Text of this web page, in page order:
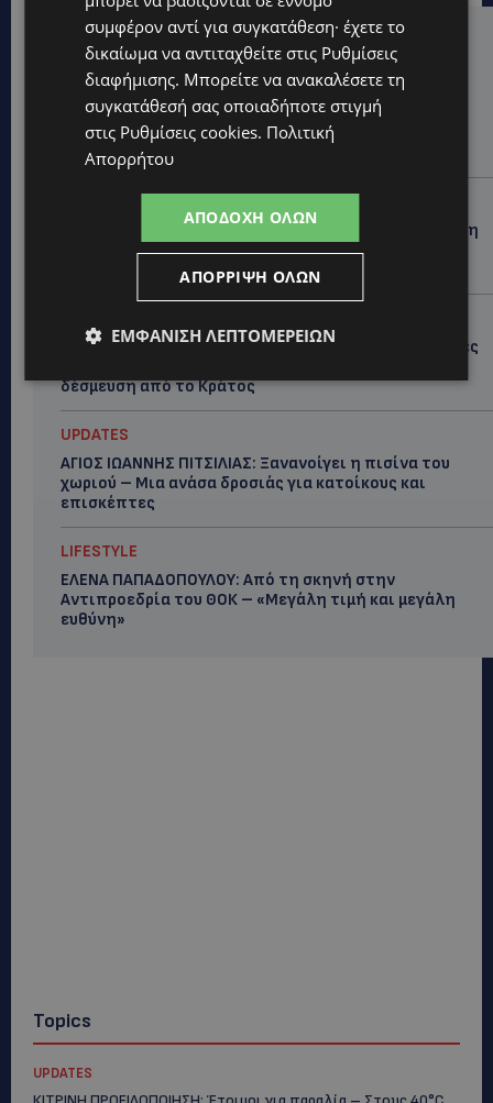
Hot this week
UPDATES
ΚΙΤΡΙΝΗ ΠΡΟΕΙΔΟΠΟΙΗΣΗ: Έτοιμοι για παραλία –
Στους 40°C και σήμερα η Κύπρος-Πότε θα τεθεί σε
ισχύ
ΦΕΙΔΙΑΣ ΠΑΝΑΓΙΩΤΟΥ: Η εμφάνισή του στην εκδήλωση
για Ισαάκ και Σολωμού προκάλεσε αντιδράσεις –
«Ασέβεια προς τους νεκρούς»-(Φώτο)
ΔΗΜΟΣ ΛΑΤΣΙΩΝ – ΓΕΡΙΟΥ: Πάνω από 8.000 υπογραφές
δέσμευση από το Κράτος
UPDATES
ΑΓΙΟΣ ΙΩΑΝΝΗΣ ΠΙΤΣΙΛΙΑΣ: Ξανανοίγει η πισίνα του
χωριού – Μια ανάσα δροσιάς για κατοίκους και
επισκέπτες
LIFESTYLE
ΕΛΕΝΑ ΠΑΠΑΔΟΠΟΥΛΟΥ: Από τη σκηνή στην
Αντιπροεδρία του ΘΟΚ – «Μεγάλη τιμή και μεγάλη
ευθύνη»
Topics
UPDATES
συμφέρον αντί για συγκατάθεση· έχετε το
δικαίωμα να αντιταχθείτε στις Ρυθμίσεις
διαφήμισης. Μπορείτε να ανακαλέσετε τη
συγκατάθεσή σας οποιαδήποτε στιγμή
στις Ρυθμίσεις cookies. Πολιτική
Απορρήτου
ΑΠΟΔΟΧΉ ΌΛΩΝ
ΑΠΌΡΡΙΨΗ ΌΛΩΝ
ΕΜΦΆΝΙΣΗ ΛΕΠΤΟΜΕΡΕΙΏΝ